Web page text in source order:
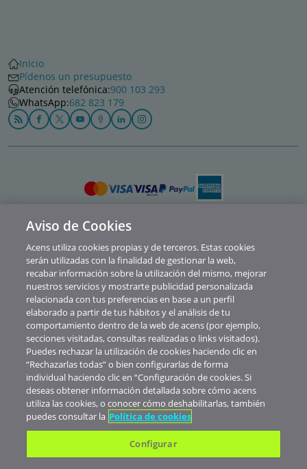
Inicio
Pídenos un presupuesto
Atención telefónica:900 103 293
WhatsApp:682 823 179
Política de privacidad
Cookies
Contacto
Soporte
Aviso legal
Canal de Denuncias y Consultas
Abuse
© Telefónica Soluciones De Informática Y Comunicaciones De España S.A.U.
Nuestros precios no muestran IVA. Realizada la contratación de servicios
verás aplicados los impuestos correspondientes al territorio donde esté
Aviso de Cookies
Acens utiliza cookies propias y de terceros. Estas cookies
serán utilizadas con la finalidad de gestionar la web,
recabar información sobre la utilización del mismo, mejorar
nuestros servicios y mostrarte publicidad personalizada
relacionada con tus preferencias en base a un perfil
elaborado a partir de tus hábitos y el análisis de tu
comportamiento dentro de la web de acens (por ejemplo,
secciones visitadas, consultas realizadas o links visitados).
Puedes rechazar la utilización de cookies haciendo clic en
“Rechazarlas todas” o bien configurarlas de forma
individual haciendo clic en “Configuración de cookies. Si
deseas obtener información detallada sobre cómo acens
utiliza las cookies, o conocer cómo deshabilitarlas, también
puedes consultar la Política de cookies
Configurar